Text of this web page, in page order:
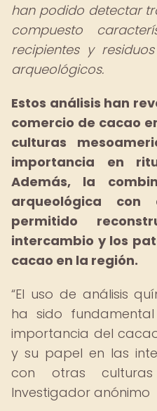
han podido detectar
compuesto
recipientes y
arqueológicos.
Estos análisis han
comercio de cacao
culturas
importancia en
Además, la
arqueológica con
permitido
intercambio y los
cacao en la región.
El uso de análisis
ha sido
importancia del
y su papel en las
con otras
Investigador anónimo